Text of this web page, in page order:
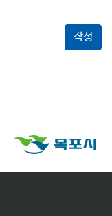
작성